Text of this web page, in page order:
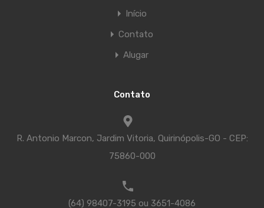
Início
Contato
Alugar
Contato
R. Antonio Marcon, Jardim Vitoria, Quirinópolis-GO - CEP:
75860-000
(64) 98407-3195 ou 3651-4086